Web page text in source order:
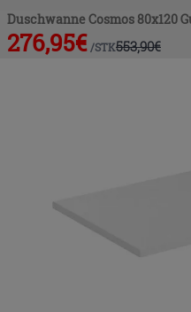
Duschwanne Cosmos 80x120
276,95€ /STK553,90€